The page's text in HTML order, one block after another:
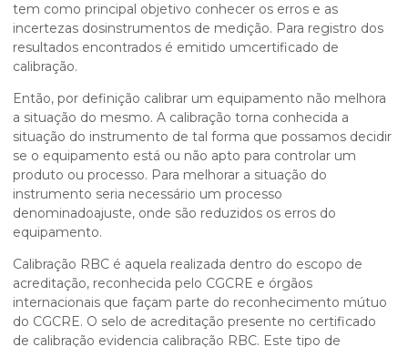
tem como principal objetivo conhecer os erros e as
incertezas dosinstrumentos de medição. Para registro dos
resultados encontrados é emitido umcertificado de
calibração.
Então, por definição calibrar um equipamento não melhora
a situação do mesmo. A calibração torna conhecida a
situação do instrumento de tal forma que possamos decidir
se o equipamento está ou não apto para controlar um
produto ou processo. Para melhorar a situação do
instrumento seria necessário um processo
denominadoajuste, onde são reduzidos os erros do
equipamento.
Calibração RBC é aquela realizada dentro do escopo de
acreditação, reconhecida pelo CGCRE e órgãos
internacionais que façam parte do reconhecimento mútuo
do CGCRE. O selo de acreditação presente no certificado
de calibração evidencia calibração RBC. Este tipo de